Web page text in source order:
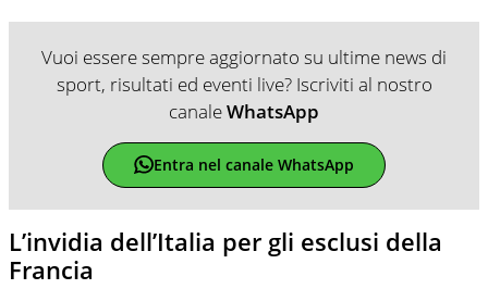
Vuoi essere sempre aggiornato su ultime news di
sport, risultati ed eventi live? Iscriviti al nostro
canaleWhatsApp
Entra nel canale WhatsApp
L’invidia dell’Italia per gli esclusi della
Francia